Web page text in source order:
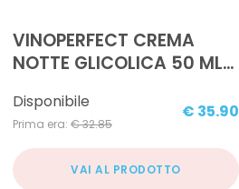
VINOPERFECT CREMA
NOTTE GLICOLICA 50 ML
Disponibile
Prima era: €32.85
€ 35.90
VAI AL PRODOTTO